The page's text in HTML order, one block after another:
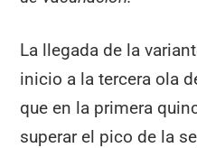
La llegada de la
inicio a la tercera ola
que en la primera
superar el pico de la